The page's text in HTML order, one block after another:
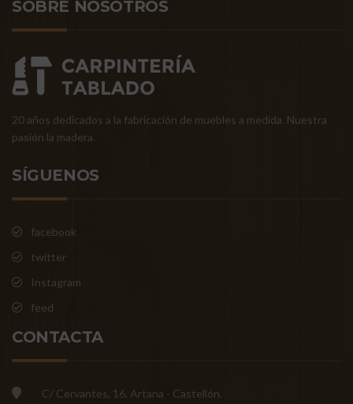
SOBRE NOSOTROS
20 años dedicados a la fabricación de muebles a medida. Nuestra
pasión la madera.
SÍGUENOS
facebook
twitter
Instagram
feed
CONTACTA
C/ Cervantes, 16. Artana - Castellón.